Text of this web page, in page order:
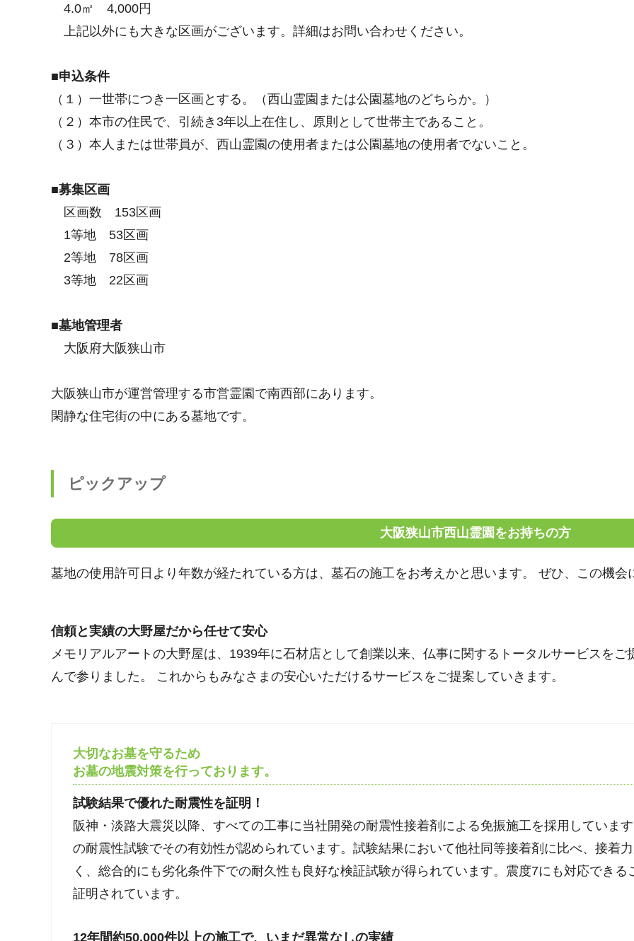
4.0㎡ 4,000円
上記以外にも大きな区画がございます。詳細はお問い合わせください。
■申込条件
（１）一世帯につき一区画とする。（西山霊園または公園墓地のどちらか。）
（２）本市の住民で、引続き3年以上在住し、原則として世帯主であること。
（３）本人または世帯員が、西山霊園の使用者または公園墓地の使用者でないこと。
■募集区画
区画数 153区画
1等地 53区画
2等地 78区画
3等地 22区画
■墓地管理者
大阪府大阪狭山市
大阪狭山市が運営管理する市営霊園で南西部にあります。
閑静な住宅街の中にある墓地です。
ピックアップ
大阪狭山市西山霊園をお持ちの方
墓地の使用許可日より年数が経たれている方は、墓石の施工をお考えかと思います。 ぜひ、この機会
信頼と実績の大野屋だから任せて安心
メモリアルアートの大野屋は、1939年に石材店として創業以来、仏事に関するトータルサービスを
んで参りました。 これからもみなさまの安心いただけるサービスをご提案していきます。
大切なお墓を守るため
お墓の地震対策を行っております。
試験結果で優れた耐震性を証明！
阪神・淡路大震災以降、すべての工事に当社開発の耐震性接着剤による免振施工を採用していま
の耐震性試験でその有効性が認められています。試験結果において他社同等接着剤に比べ、接着
く、総合的にも劣化条件下での耐久性も良好な検証試験が得られています。震度7にも対応できる
証明されています。
12年間約50,000件以上の施工で、いまだ異常なしの実績